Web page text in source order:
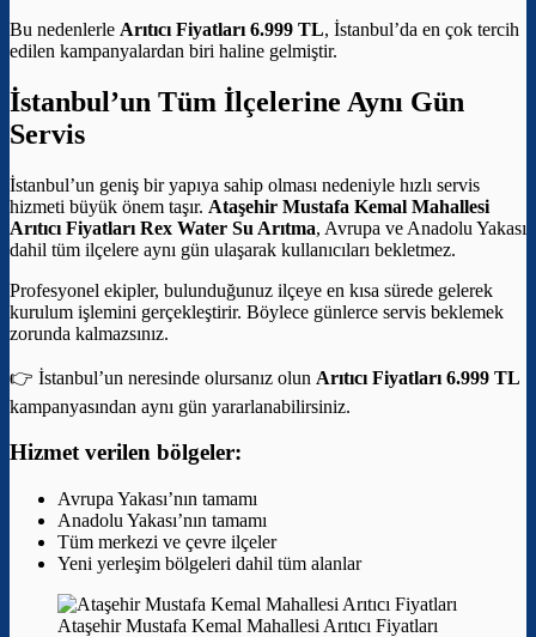
Bu nedenlerle Arıtıcı Fiyatları 6.999 TL, İstanbul’da en çok tercih
edilen kampanyalardan biri haline gelmiştir.
İstanbul’un Tüm İlçelerine Aynı Gün
Servis
İstanbul’un geniş bir yapıya sahip olması nedeniyle hızlı servis
hizmeti büyük önem taşır. Ataşehir Mustafa Kemal Mahallesi
Arıtıcı Fiyatları Rex Water Su Arıtma, Avrupa ve Anadolu Yakası
dahil tüm ilçelere aynı gün ulaşarak kullanıcıları bekletmez.
Profesyonel ekipler, bulunduğunuz ilçeye en kısa sürede gelerek
kurulum işlemini gerçekleştirir. Böylece günlerce servis beklemek
zorunda kalmazsınız.
👉 İstanbul’un neresinde olursanız olun Arıtıcı Fiyatları 6.999 TL
kampanyasından aynı gün yararlanabilirsiniz.
Hizmet verilen bölgeler:
Avrupa Yakası’nın tamamı
Anadolu Yakası’nın tamamı
Tüm merkezi ve çevre ilçeler
Yeni yerleşim bölgeleri dahil tüm alanlar
Ataşehir Mustafa Kemal Mahallesi Arıtıcı Fiyatları